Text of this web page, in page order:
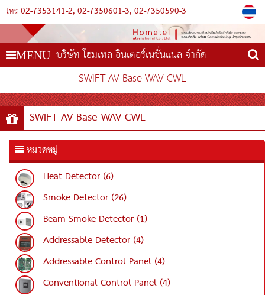
โทร 02-7353141-2 02-7350601-3 02-7350590-3
MENU บริษัท โฮมเทล อินเตอร์เนชั่นแนล จำกัด
SWIFT AV Base WAV-CWL
SWIFT AV Base WAV-CWL
หมวดหมู่
Heat Detector (6)
Smoke Detector (26)
Beam Smoke Detector (1)
Addressable Detector (4)
Addressable Control Panel (4)
Conventional Control Panel (4)